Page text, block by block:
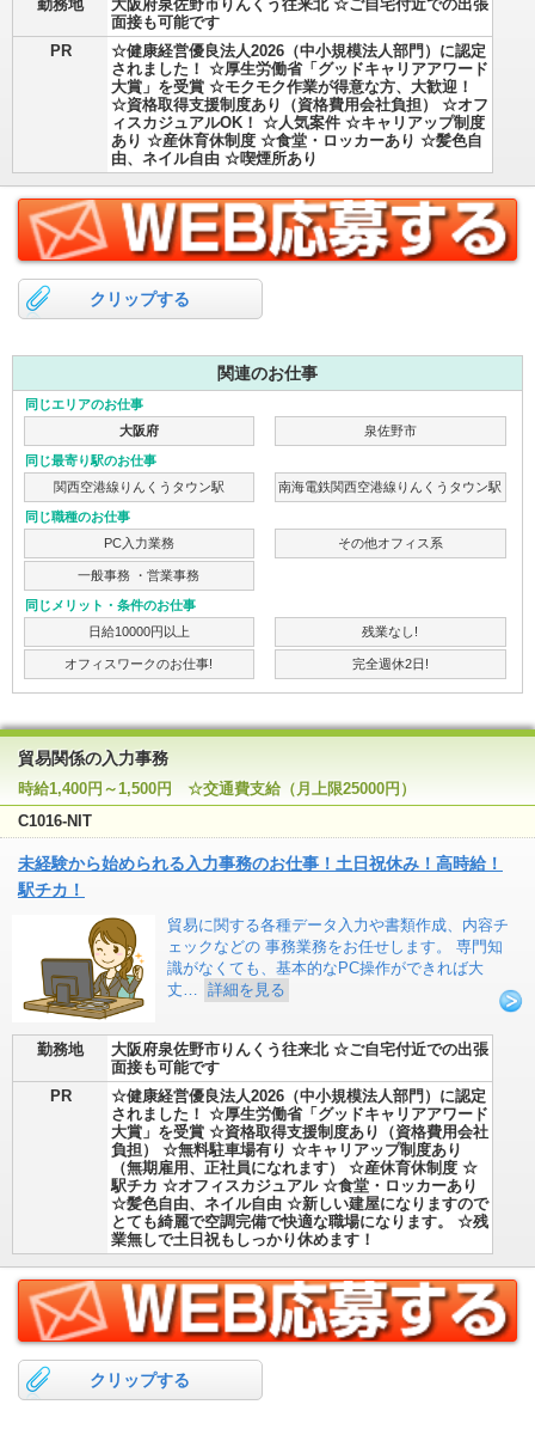
勤務地
大阪府泉佐野市りんくう往来北 ☆ご自宅付近での出張
面接も可能です
PR
☆健康経営優良法人2026（中小規模法人部門）に認定
されました！ ☆厚生労働省「グッドキャリアアワード
大賞」を受賞 ☆モクモク作業が得意な方、大歓迎！
☆資格取得支援制度あり（資格費用会社負担） ☆オフ
ィスカジュアルOK！ ☆人気案件 ☆キャリアップ制度
あり ☆産休育休制度 ☆食堂・ロッカーあり ☆髪色自
由、ネイル自由 ☆喫煙所あり
クリップする
関連のお仕事
同じエリアのお仕事
大阪府
泉佐野市
同じ最寄り駅のお仕事
関西空港線りんくうタウン駅
南海電鉄関西空港線りんくうタウン駅
同じ職種のお仕事
PC入力業務
その他オフィス系
一般事務 ・営業事務
同じメリット・条件のお仕事
日給10000円以上
残業なし!
オフィスワークのお仕事! 完全週休2日!
貿易関係の入力事務
時給1,400円～1,500円 ☆交通費支給（月上限25000円）
C1016-NIT
未経験から始められる入力事務のお仕事！土日祝休み！高時給！
駅チカ！
貿易に関する各種データ入力や書類作成、内容チ
ェックなどの 事務業務をお任せします。 専門知
識がなくても、基本的なPC操作ができれば大
丈…
詳細を見る
勤務地
大阪府泉佐野市りんくう往来北 ☆ご自宅付近での出張
面接も可能です
PR
☆健康経営優良法人2026（中小規模法人部門）に認定
されました！ ☆厚生労働省「グッドキャリアアワード
大賞」を受賞 ☆資格取得支援制度あり（資格費用会社
負担） ☆無料駐車場有り ☆キャリアップ制度あり
（無期雇用、正社員になれます） ☆産休育休制度 ☆
駅チカ ☆オフィスカジュアル ☆食堂・ロッカーあり
☆髪色自由、ネイル自由 ☆新しい建屋になりますので
とても綺麗で空調完備で快適な職場になります。 ☆残
業無しで土日祝もしっかり休めます！
クリップする